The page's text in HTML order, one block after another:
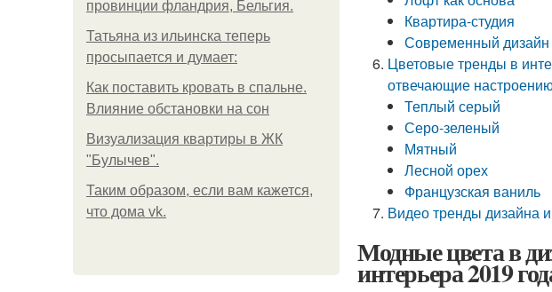
провинции фландрия, Бельгия.
Татьяна из ильинска теперь
просыпается и думает:
Как поставить кровать в спальне.
Влияние обстановки на сон
Визуализация квартиры в ЖК
"Булычев".
Таким образом, если вам кажется,
что дома vk.
Квартира-студия
Современный дизайн
Цветовые тренды в
отвечающие
Теплый серый
Серо-зеленый
Мятный
Лесной орех
Французская ваниль
Видео тренды дизайна
Модные цвета в
интерьера 2019